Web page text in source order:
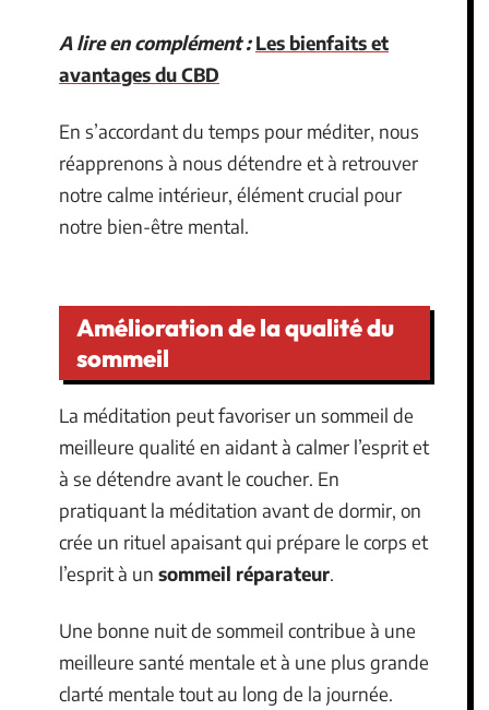
A lire en complément : Les bienfaits et
avantages du CBD
En s’accordant du temps pour méditer, nous
réapprenons à nous détendre et à retrouver
notre calme intérieur, élément crucial pour
notre bien-être mental.
Amélioration de la qualité du
sommeil
La méditation peut favoriser un sommeil de
meilleure qualité en aidant à calmer l’esprit et
à se détendre avant le coucher. En
pratiquant la méditation avant de dormir, on
crée un rituel apaisant qui prépare le corps et
l’esprit à un sommeil réparateur.
Une bonne nuit de sommeil contribue à une
meilleure santé mentale et à une plus grande
clarté mentale tout au long de la journée.